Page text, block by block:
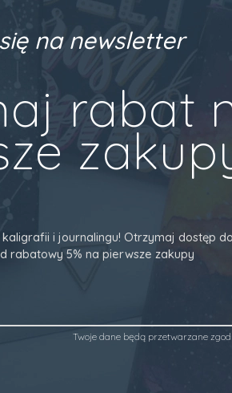
na newsletter
rabat
i journalingu! Otrzymaj dostęp
rabatowy 5% na pierwsze zakupy
Twoje dane będą przetwarzane